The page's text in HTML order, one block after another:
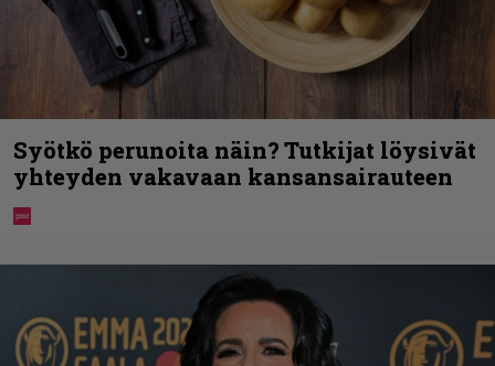
Syötkö perunoita näin? Tutkijat löysivät
yhteyden vakavaan kansansairauteen